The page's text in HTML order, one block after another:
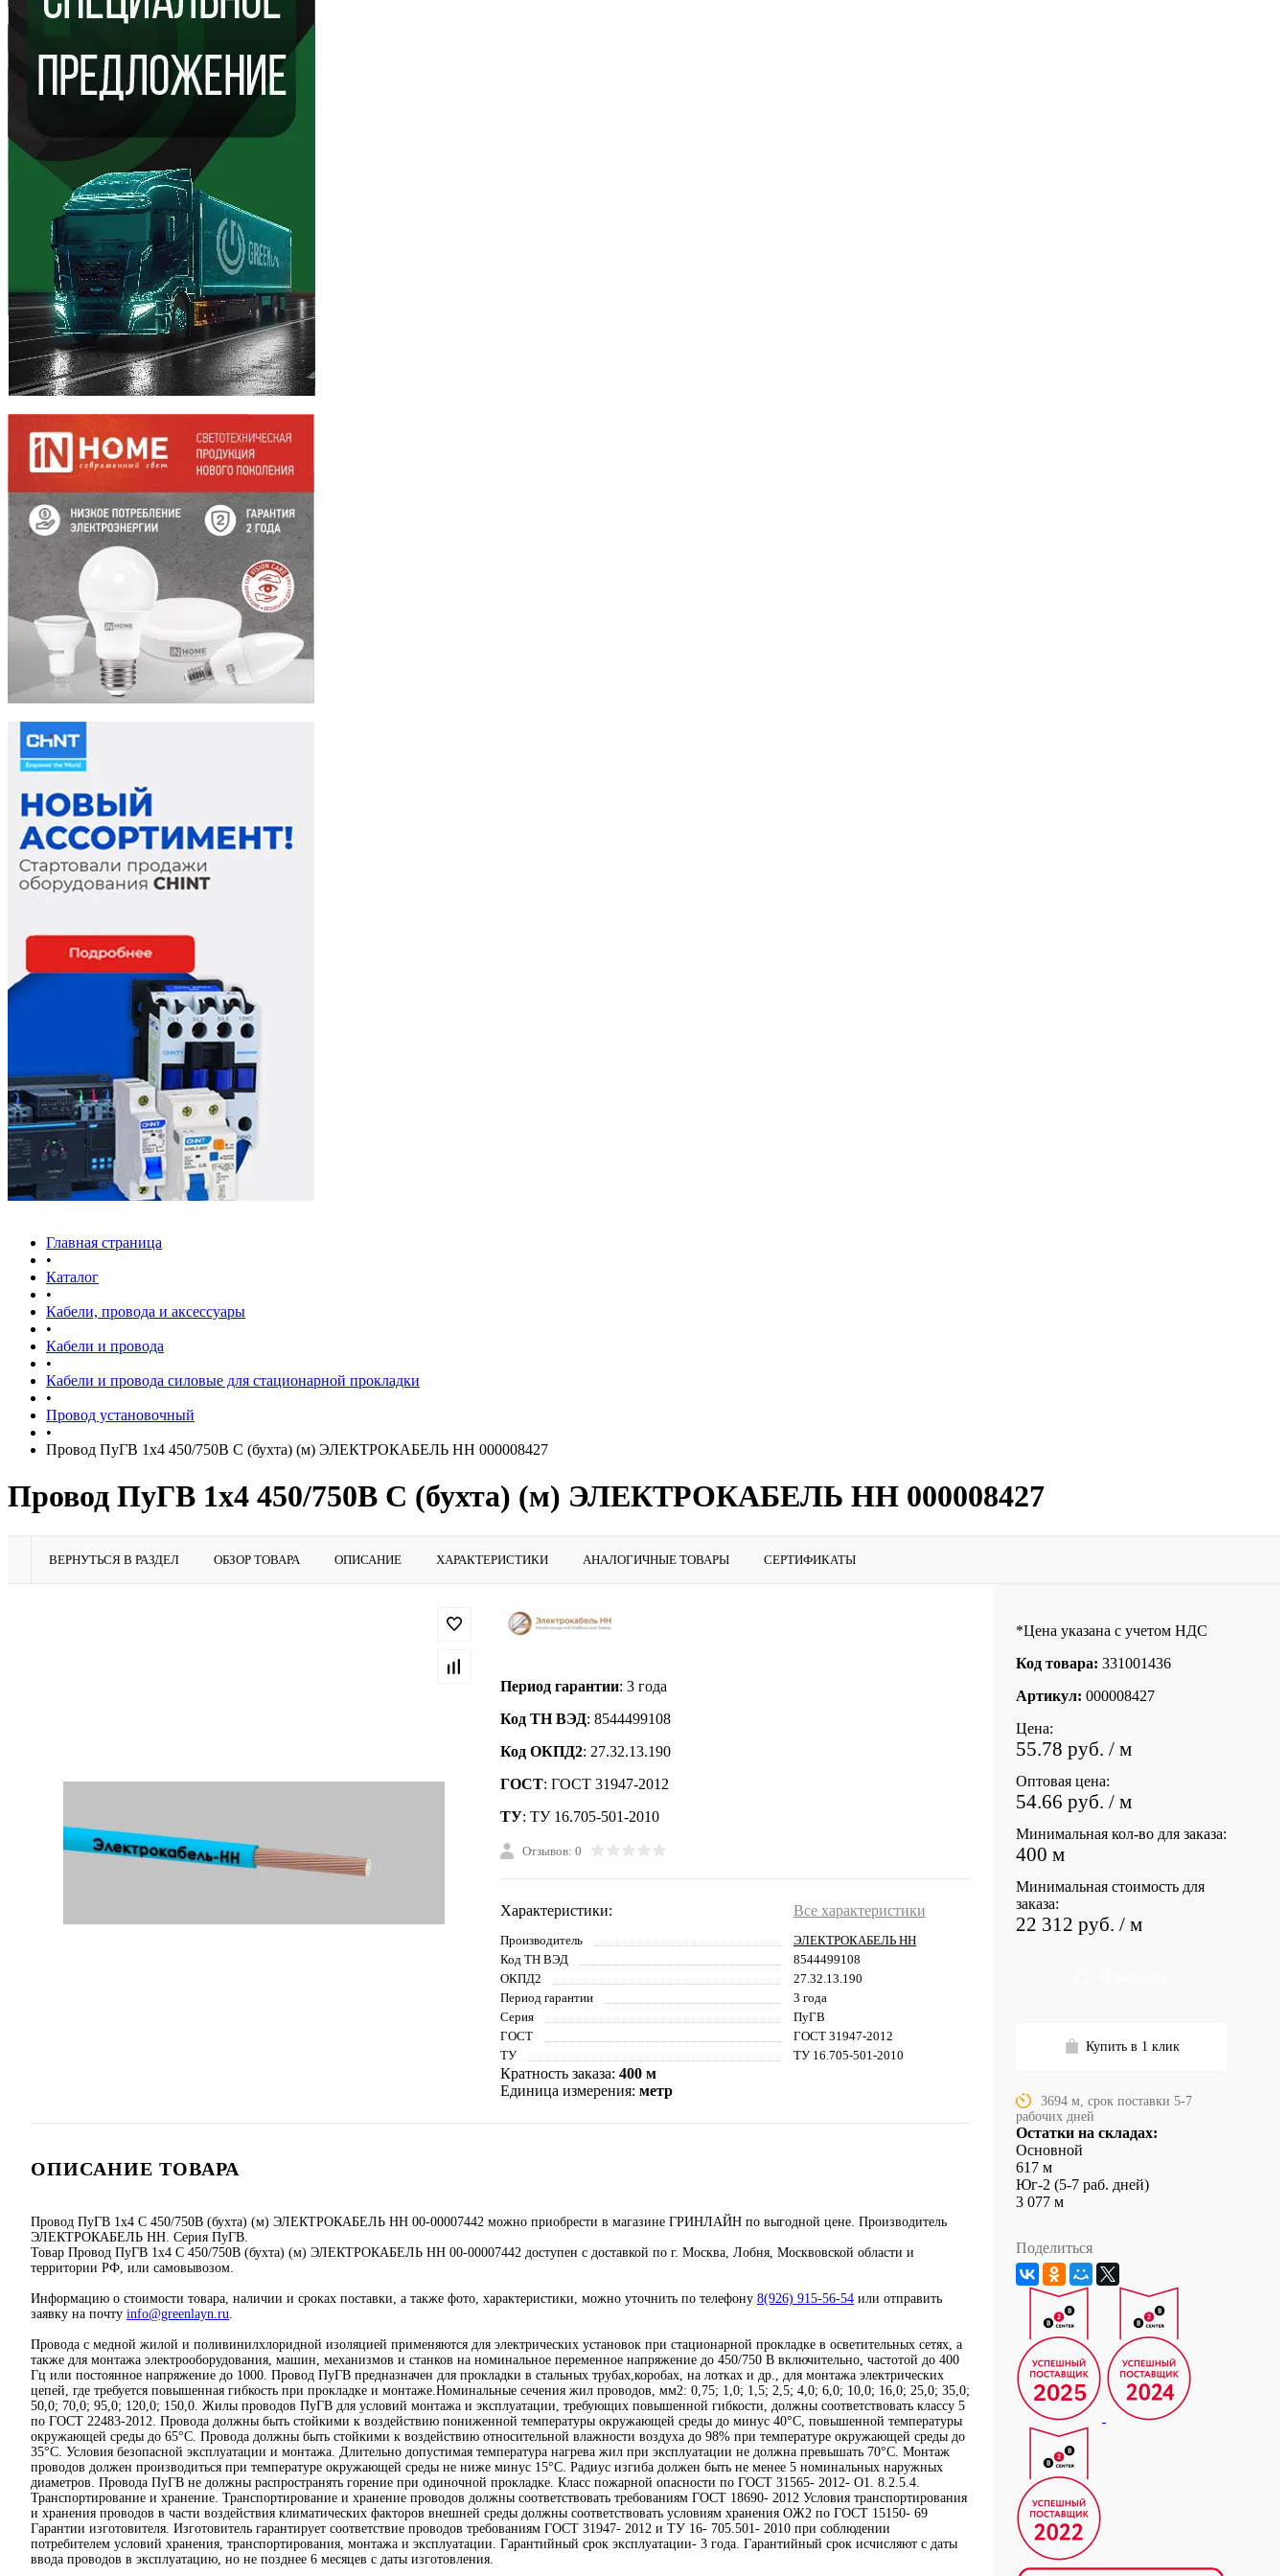
Главная страница
•
Каталог
•
Кабели, провода и аксессуары
•
Кабели и провода
•
Кабели и провода силовые для стационарной прокладки
•
Провод установочный
•
Провод ПуГВ 1х4 450/750В С (бухта) (м) ЭЛЕКТРОКАБЕЛЬ НН 000008427
Провод ПуГВ 1х4 450/750В С (бухта) (м) ЭЛЕКТРОКАБЕЛЬ НН 000008427
ВЕРНУТЬСЯ В РАЗДЕЛ ОБЗОР ТОВАРА ОПИСАНИЕ ХАРАКТЕРИСТИКИ АНАЛОГИЧНЫЕ ТОВАРЫ СЕРТИФИКАТЫ
Период гарантии: 3 года
Код ТН ВЭД: 8544499108
Код ОКПД2: 27.32.13.190
ГОСТ: ГОСТ 31947-2012
ТУ: ТУ 16.705-501-2010
Отзывов: 0
Характеристики: Все характеристики
Производитель
ЭЛЕКТРОКАБЕЛЬ НН
Код ТН ВЭД
8544499108
ОКПД2
27.32.13.190
Период гарантии
3 года
Серия
ПуГВ
ГОСТ
ГОСТ 31947-2012
ТУ
ТУ 16.705-501-2010
Кратность заказа: 400 м
Единица измерения: метр
ОПИСАНИЕ ТОВАРА
Провод ПуГВ 1х4 С 450/750В (бухта) (м) ЭЛЕКТРОКАБЕЛЬ НН 00-00007442 можно приобрести в магазине ГРИНЛАЙН по выгодной цене. Производитель
ЭЛЕКТРОКАБЕЛЬ НН. Серия ПуГВ.
Товар Провод ПуГВ 1х4 С 450/750В (бухта) (м) ЭЛЕКТРОКАБЕЛЬ НН 00-00007442 доступен с доставкой по г. Москва, Лобня, Москвовской области и
территории РФ, или самовывозом.
Информацию о стоимости товара, наличии и сроках поставки, а также фото, характеристики, можно уточнить по телефону 8(926) 915-56-54 или отправить
заявку на почту info@greenlayn.ru
Провода с медной жилой и поливинилхлоридной изоляцией применяются для электрических установок при стационарной прокладке в осветительных сетях, а
также для монтажа электрооборудования, машин, механизмов и станков на номинальное переменное напряжение до 450/750 В включительно, частотой до 400
Гц или постоянное напряжение до 1000. Провод ПуГВ предназначен для прокладки в стальных трубах,коробах, на лотках и др., для монтажа электрических
цепей, где требуется повышенная гибкость при прокладке и монтаже.Номинальные сечения жил проводов, мм2: 0,75; 1,0; 1,5; 2,5; 4,0; 6,0; 10,0; 16,0; 25,0; 35,0;
50,0; 70,0; 95,0; 120,0; 150,0. Жилы проводов ПуГВ для условий монтажа и эксплуатации, требующих повышенной гибкости, должны соответствовать классу 5
по ГОСТ 22483-2012. Провода должны быть стойкими к воздействию пониженной температуры окружающей среды до минус 40°C, повышенной температуры
окружающей среды до 65°C. Провода должны быть стойкими к воздействию относительной влажности воздуха до 98% при температуре окружающей среды до
35°C. Условия безопасной эксплуатации и монтажа. Длительно допустимая температура нагрева жил при эксплуатации не должна превышать 70°C. Монтаж
проводов должен производиться при температуре окружающей среды не ниже минус 15°C. Радиус изгиба должен быть не менее 5 номинальных наружных
диаметров. Провода ПуГВ не должны распространять горение при одиночной прокладке. Класс пожарной опасности по ГОСТ 31565- 2012- О1. 8.2.5.4.
Транспортирование и хранение. Транспортирование и хранение проводов должны соответствовать требованиям ГОСТ 18690- 2012 Условия транспортирования
и хранения проводов в части воздействия климатических факторов внешней среды должны соответствовать условиям хранения ОЖ2 по ГОСТ 15150- 69
Гарантии изготовителя. Изготовитель гарантирует соответствие проводов требованиям ГОСТ 31947- 2012 и ТУ 16- 705.501- 2010 при соблюдении
потребителем условий хранения, транспортирования, монтажа и эксплуатации. Гарантийный срок эксплуатации- 3 года. Гарантийный срок исчисляют с даты
ввода проводов в эксплуатацию, но не позднее 6 месяцев с даты изготовления.
*Цена указана с учетом НДС
Код товара: 331001436
Артикул: 000008427
Цена:
55.78 руб. / м
Оптовая цена:
54.66 руб. / м
Минимальная кол-во для заказа:
400 м
Минимальная стоимость для
заказа:
22 312 руб. / м
Купить в 1 клик
3694 м, срок поставки 5-7
рабочих дней
Остатки на складах:
Основной
617 м
Юг-2 (5-7 раб. дней)
3 077 м
Поделиться